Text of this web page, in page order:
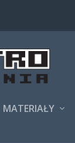
MATERIAŁY